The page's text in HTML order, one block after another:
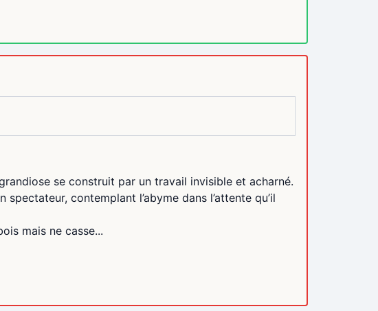
se construit par un travail invisible et acharné.
contemplant l’abyme dans l’attente qu’il
mais ne casse...